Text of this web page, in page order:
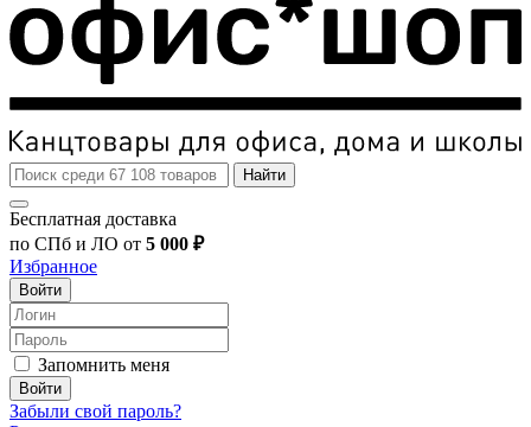
Найти
Бесплатная доставка
по СПб и ЛО от 5 000 ₽
Избранное
Войти
Запомнить меня
Войти
Забыли свой пароль?